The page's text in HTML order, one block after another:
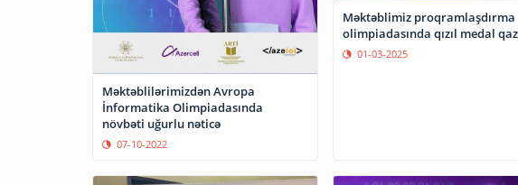
Məktəblilərimizdən Avropa
İnformatika Olimpiadasında
növbəti uğurlu nəticə
07-10-2022
Məktəblimiz proqramlaşdırma
olimpiadasında qızıl medal
01-03-2025